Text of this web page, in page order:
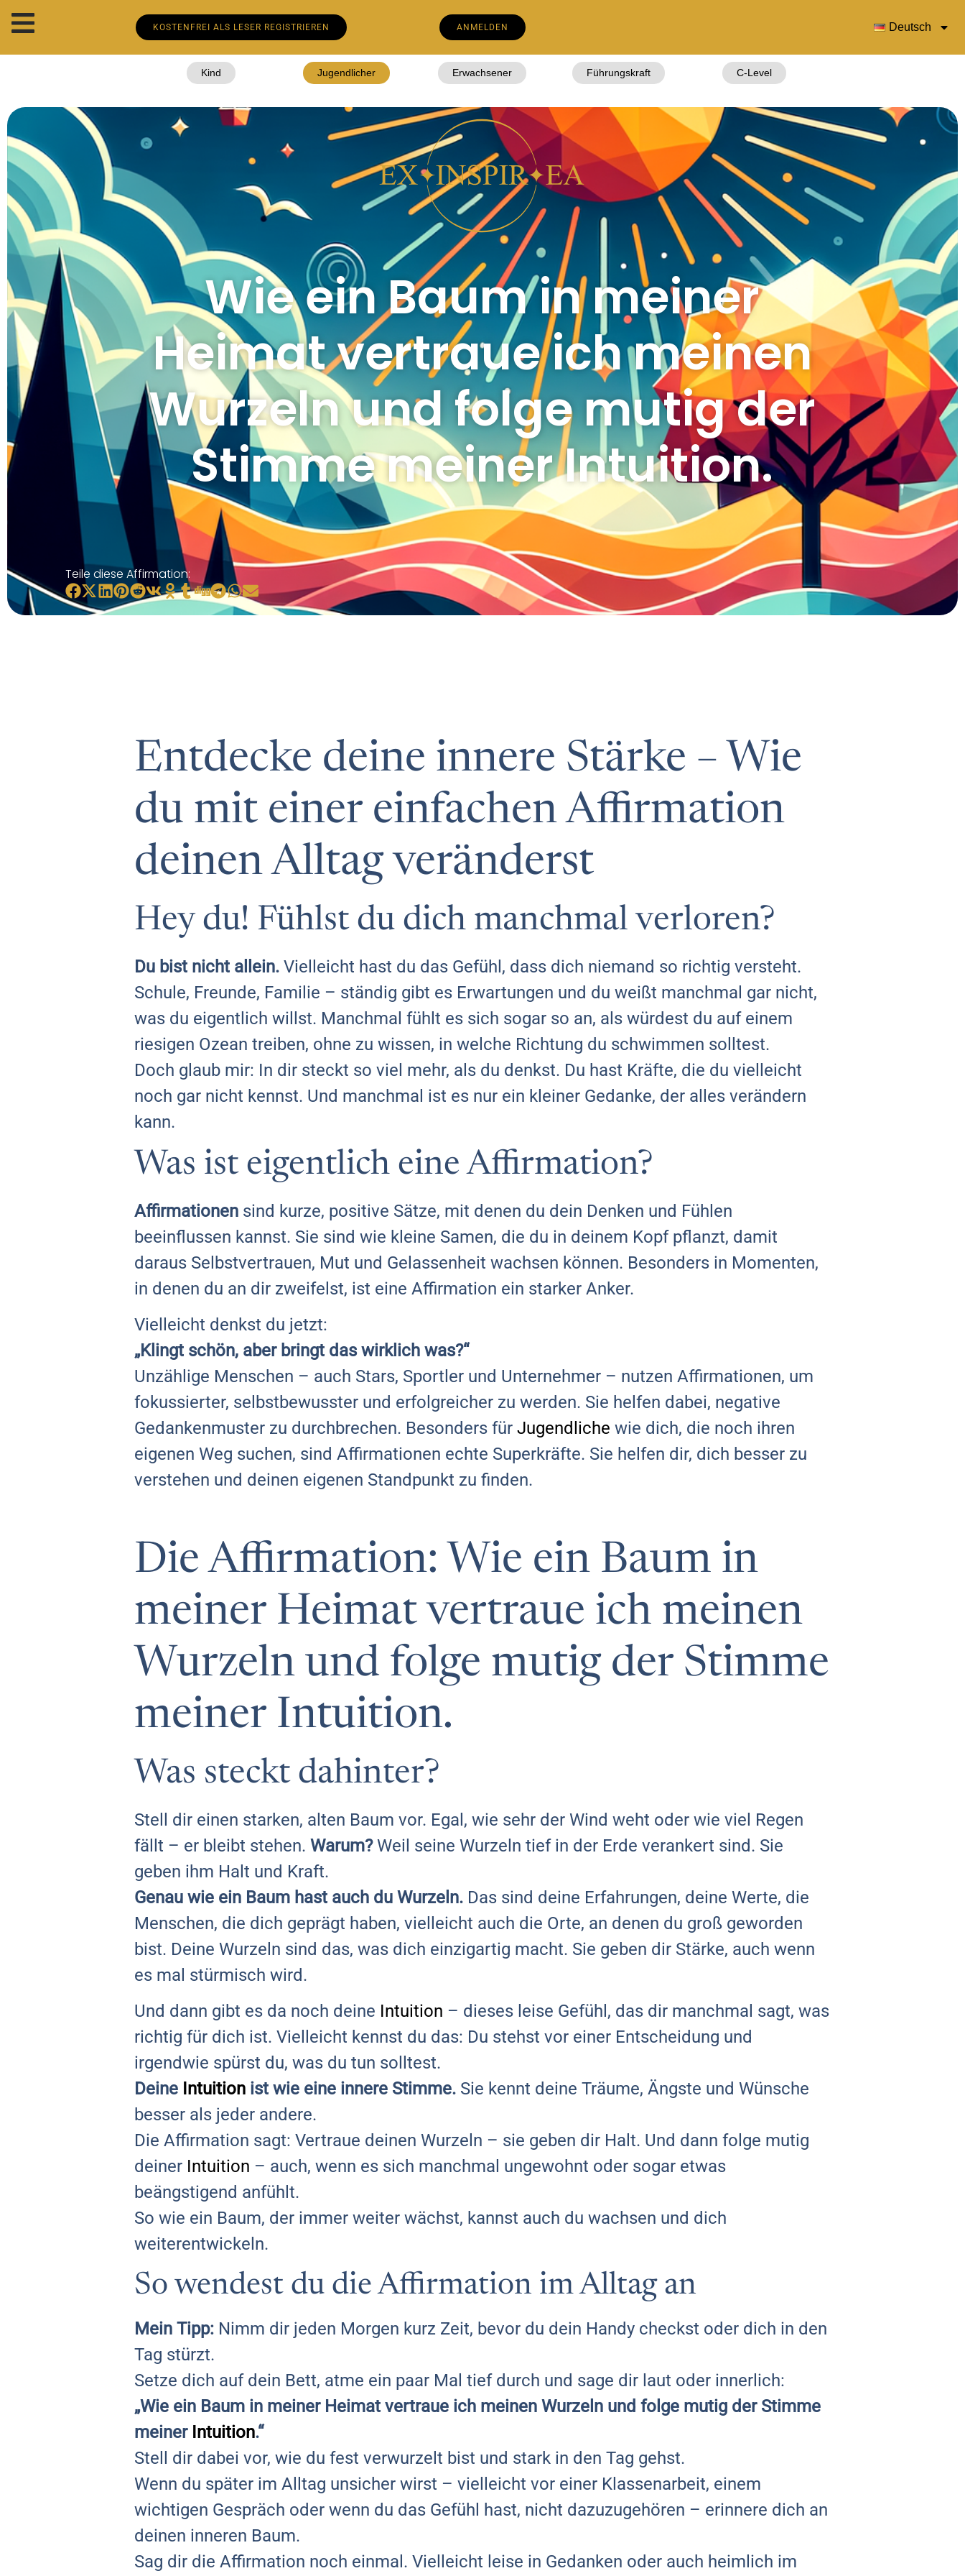
KOSTENFREI ALS LESER REGISTRIEREN ANMELDEN Deutsch
Kind Jugendlicher Erwachsener Führungskraft C-Level
Wie ein Baum in meiner
Heimat vertraue ich meinen
Wurzeln und folge mutig der
Stimme meiner Intuition.
Teile diese Affirmation:
Entdecke deine innere Stärke – Wie
du mit einer einfachen Affirmation
deinen Alltag veränderst
Hey du! Fühlst du dich manchmal verloren?
Du bist nicht allein. Vielleicht hast du das Gefühl, dass dich niemand so richtig versteht.
Schule, Freunde, Familie – ständig gibt es Erwartungen und du weißt manchmal gar nicht,
was du eigentlich willst. Manchmal fühlt es sich sogar so an, als würdest du auf einem
riesigen Ozean treiben, ohne zu wissen, in welche Richtung du schwimmen solltest.
Doch glaub mir: In dir steckt so viel mehr, als du denkst. Du hast Kräfte, die du vielleicht
noch gar nicht kennst. Und manchmal ist es nur ein kleiner Gedanke, der alles verändern
kann.
Was ist eigentlich eine Affirmation?
Affirmationen sind kurze, positive Sätze, mit denen du dein Denken und Fühlen
beeinflussen kannst. Sie sind wie kleine Samen, die du in deinem Kopf pflanzt, damit
daraus Selbstvertrauen, Mut und Gelassenheit wachsen können. Besonders in Momenten,
in denen du an dir zweifelst, ist eine Affirmation ein starker Anker.
Vielleicht denkst du jetzt:
„Klingt schön, aber bringt das wirklich was?“
Unzählige Menschen – auch Stars, Sportler und Unternehmer – nutzen Affirmationen, um
fokussierter, selbstbewusster und erfolgreicher zu werden. Sie helfen dabei, negative
Gedankenmuster zu durchbrechen. Besonders für Jugendliche wie dich, die noch ihren
eigenen Weg suchen, sind Affirmationen echte Superkräfte. Sie helfen dir, dich besser zu
verstehen und deinen eigenen Standpunkt zu finden.
Die Affirmation: Wie ein Baum in
meiner Heimat vertraue ich meinen
Wurzeln und folge mutig der Stimme
meiner Intuition.
Was steckt dahinter?
Stell dir einen starken, alten Baum vor. Egal, wie sehr der Wind weht oder wie viel Regen
fällt – er bleibt stehen. Warum?Weil seine Wurzeln tief in der Erde verankert sind. Sie
geben ihm Halt und Kraft.
Genau wie ein Baum hast auch du Wurzeln. Das sind deine Erfahrungen, deine Werte, die
Menschen, die dich geprägt haben, vielleicht auch die Orte, an denen du groß geworden
bist. Deine Wurzeln sind das, was dich einzigartig macht. Sie geben dir Stärke, auch wenn
es mal stürmisch wird.
Und dann gibt es da noch deine Intuition – dieses leise Gefühl, das dir manchmal sagt, was
richtig für dich ist. Vielleicht kennst du das: Du stehst vor einer Entscheidung und
irgendwie spürst du, was du tun solltest.
Deine Intuition ist wie eine innere Stimme. Sie kennt deine Träume, Ängste und Wünsche
besser als jeder andere.
Die Affirmation sagt: Vertraue deinen Wurzeln – sie geben dir Halt. Und dann folge mutig
deiner Intuition – auch, wenn es sich manchmal ungewohnt oder sogar etwas
beängstigend anfühlt.
So wie ein Baum, der immer weiter wächst, kannst auch du wachsen und dich
weiterentwickeln.
So wendest du die Affirmation im Alltag an
Mein Tipp: Nimm dir jeden Morgen kurz Zeit, bevor du dein Handy checkst oder dich in den
Tag stürzt.
Setze dich auf dein Bett, atme ein paar Mal tief durch und sage dir laut oder innerlich:
„Wie ein Baum in meiner Heimat vertraue ich meinen Wurzeln und folge mutig der Stimme
meiner Intuition.“
Stell dir dabei vor, wie du fest verwurzelt bist und stark in den Tag gehst.
Wenn du später im Alltag unsicher wirst – vielleicht vor einer Klassenarbeit, einem
wichtigen Gespräch oder wenn du das Gefühl hast, nicht dazuzugehören – erinnere dich an
deinen inneren Baum.
Sag dir die Affirmation noch einmal. Vielleicht leise in Gedanken oder auch heimlich im